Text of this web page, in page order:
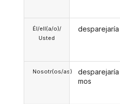
Él/ell(a/o)/
Usted
Nosotr(os/as)
desparejaría
desparejaría
mos